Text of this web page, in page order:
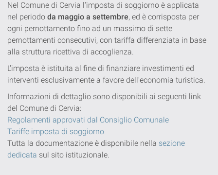
Nel Comune di Cervia l'imposta di soggiorno è applicata
nel periodo da maggio a settembre, ed è corrisposta per
ogni pernottamento fino ad un massimo di sette
pernottamenti consecutivi, con tariffa differenziata in base
alla struttura ricettiva di accoglienza.
L'imposta è istituita al fine di finanziare investimenti ed
interventi esclusivamente a favore dell'economia turistica.
Informazioni di dettaglio sono disponibili ai seguenti link
del Comune di Cervia:
Regolamenti approvati dal Consiglio Comunale
Tariffe imposta di soggiorno
Tutta la documentazione è disponibile nella sezione
dedicata sul sito istituzionale.